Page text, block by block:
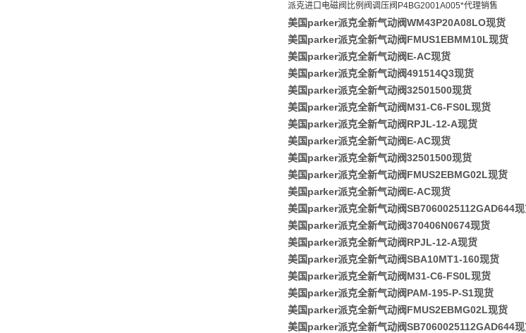
派克进口电磁阀比例阀调压阀P4BG2001A005*代理销售
美国parker派克全新气动阀WM43P20A08LO现货
美国parker派克全新气动阀FMUS1EBMM10L现货
美国parker派克全新气动阀E-AC现货
美国parker派克全新气动阀491514Q3现货
美国parker派克全新气动阀32501500现货
美国parker派克全新气动阀M31-C6-FS0L现货
美国parker派克全新气动阀RPJL-12-A现货
美国parker派克全新气动阀E-AC现货
美国parker派克全新气动阀32501500现货
美国parker派克全新气动阀FMUS2EBMG02L现货
美国parker派克全新气动阀E-AC现货
美国parker派克全新气动阀SB7060025112GAD644
美国parker派克全新气动阀370406N0674现货
美国parker派克全新气动阀RPJL-12-A现货
美国parker派克全新气动阀SBA10MT1-160现货
美国parker派克全新气动阀M31-C6-FS0L现货
美国parker派克全新气动阀PAM-195-P-S1现货
美国parker派克全新气动阀FMUS2EBMG02L现货
美国parker派克全新气动阀SB7060025112GAD644